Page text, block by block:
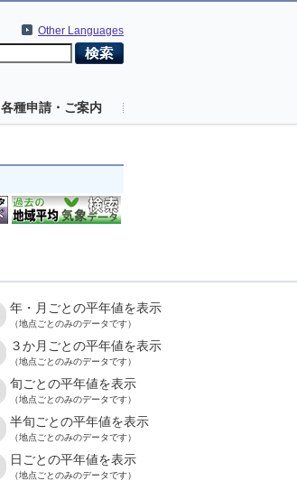
Other Languages
各種申請・ご案内
年・月ごとの平年値を表示
（地点ごとのみのデータです）
３か月ごとの平年値を表示
（地点ごとのみのデータです）
旬ごとの平年値を表示
（地点ごとのみのデータです）
半旬ごとの平年値を表示
（地点ごとのみのデータです）
日ごとの平年値を表示
（地点ごとのみのデータです）